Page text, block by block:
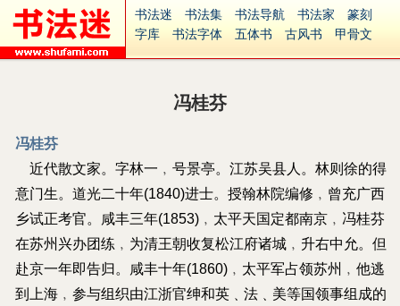
书法迷 书法集 书法导航 书法家
篆刻
字库
书法字体 五体书 古风书
甲骨文
字形 大字
中医 象棋
Ai矢量
P图宝 南无阿弥陀佛
意见反馈
安全网站
捐赠 繁體版
冯桂芬
冯桂芬
近代散文家。字林一﹐号景亭。江苏吴县人。林则徐的得
意门生。道光二十年(1840)进士。授翰林院编修﹐曾充广西
乡试正考官。咸丰三年(1853)﹐太平天国定都南京﹐冯桂芬
在苏州兴办团练﹐为清王朝收复松江府诸城﹐升右中允。但
赴京一年即告归。咸丰十年(1860)﹐太平军占领苏州﹐他逃
到上海﹐参与组织由江浙官绅和英﹑法﹑美等国领事组成的